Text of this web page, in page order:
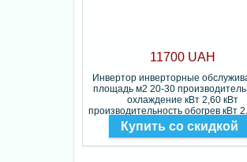
11700 UAH
Инвертор инверторные
площадь м2 20-30
охлаждение кВт 2,60 кВт
производительность обогрев кВт
Фреон R-32
Купить со скидкой